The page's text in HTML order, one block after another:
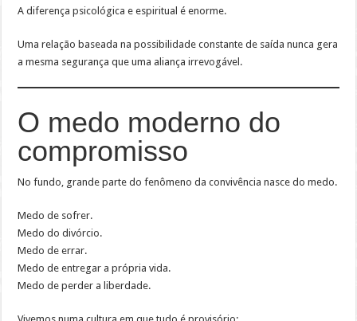
A diferença psicológica e espiritual é enorme.
Uma relação baseada na possibilidade constante de saída nunca gera
a mesma segurança que uma aliança irrevogável.
O medo moderno do
compromisso
No fundo, grande parte do fenômeno da convivência nasce do medo.
Medo de sofrer.
Medo do divórcio.
Medo de errar.
Medo de entregar a própria vida.
Medo de perder a liberdade.